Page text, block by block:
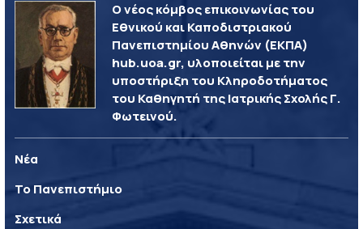
Ο νέος κόμβος επικοινωνίας του
Εθνικού και Καποδιστριακού
Πανεπιστημίου Αθηνών (ΕΚΠΑ)
hub.uoa.gr, υλοποιείται με την
υποστήριξη του Κληροδοτήματος
του Καθηγητή της Ιατρικής Σχολής Γ.
Φωτεινού.
Νέα
Το Πανεπιστήμιο
Σχετικά